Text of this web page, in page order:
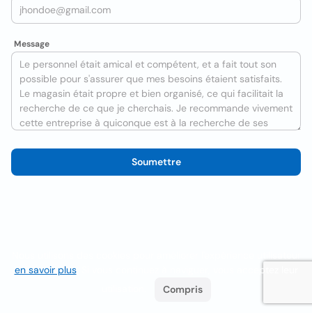
Message
Soumettre
en savoir plus. Si vous continuez à naviguer, vous acceptez leur
Compris